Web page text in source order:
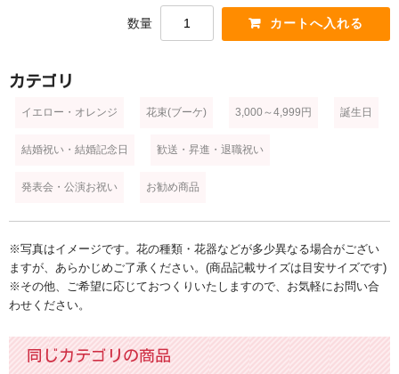
プリザーブドフラワー・シャボンフラワー
スタンド
供養・葬儀
ウェディング
胡蝶蘭
バラ[薔薇]
カスミソウ[かすみ草]
数量
カテゴリ
イエロー・オレンジ 花束(ブーケ) 3,000～4,999円 誕生日
結婚祝い・結婚記念日 歓送・昇進・退職祝い
発表会・公演お祝い お勧め商品
※写真はイメージです。花の種類・花器などが多少異なる場合がござい
ますが、あらかじめご了承ください。(商品記載サイズは目安サイズです)
※その他、ご希望に応じておつくりいたしますので、お気軽にお問い合
わせください。
同じカテゴリの商品